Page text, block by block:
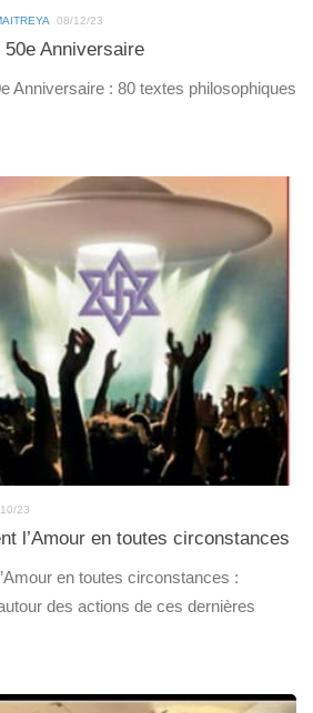
08/12/23
Anniversaire
Anniversaire : 80 textes philosophiques
23
l’Amour en toutes circonstances
en toutes circonstances :
des actions de ces dernières